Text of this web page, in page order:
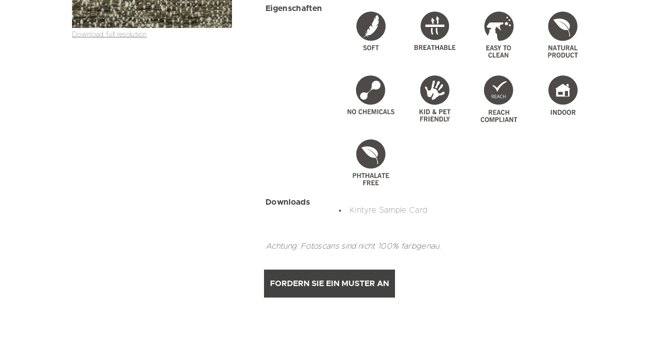
Download full resolution
Eigenschaften
Downloads
Kintyre Sample Card
Achtung: Fotoscans sind nicht 100% farbgenau.
FORDERN SIE EIN MUSTER AN